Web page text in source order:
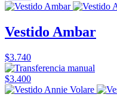
Vestido Ambar
$3.740
$3.400